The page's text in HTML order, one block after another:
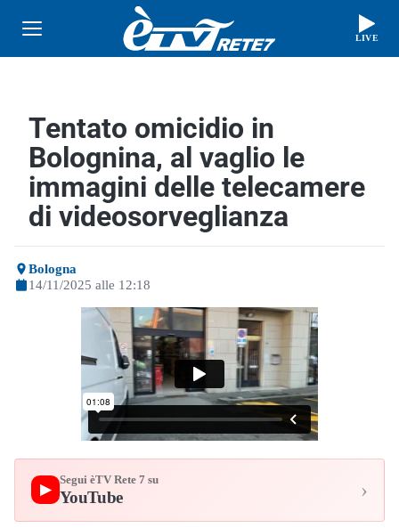
LIVE
Tentato omicidio in
Bolognina, al vaglio le
immagini delle telecamere
di videosorveglianza
Bologna
14/11/2025 alle 12:18
▶
Segui èTV Rete 7 su
YouTube ›